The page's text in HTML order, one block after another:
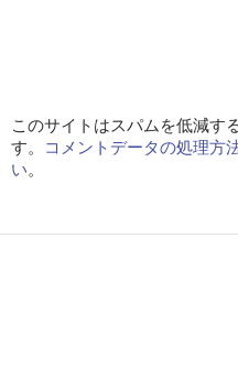
このサイトはスパムを低減す
す。
コメントデータの処理方
い。